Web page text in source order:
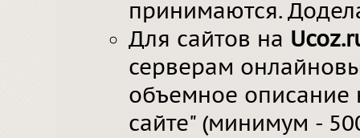
принимаются.
Для сайтов на
серверам
объемное
сайте" (минимум -